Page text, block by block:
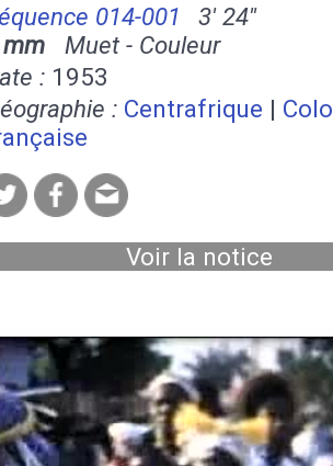
014-001
3' 24''
Muet - Couleur
: 1953
: Centrafrique |
Voir la notice